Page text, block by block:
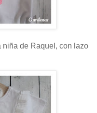
niña de Raquel, con lazo